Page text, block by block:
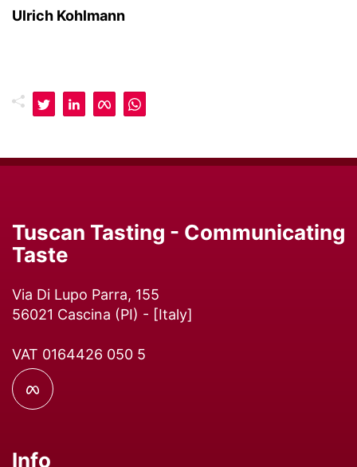
Ulrich Kohlmann
Tuscan Tasting - Communicating
Taste
Via Di Lupo Parra, 155
56021 Cascina (PI) - [Italy]
VAT 0164426 050 5
Info